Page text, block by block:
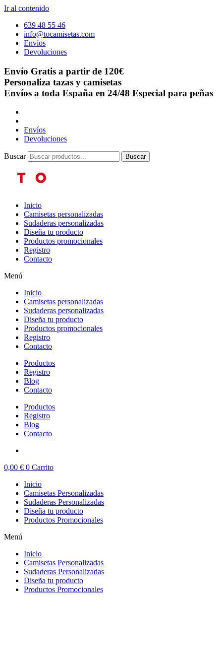
Ir al contenido
639 48 55 46
info@tocamisetas.com
Envíos
Devoluciones
Envío Gratis a partir de 120€
Personaliza tazas y camisetas
Envíos a toda España en 24/48 Especial para peñas
Envíos
Devoluciones
Buscar Buscar
Inicio
Camisetas personalizadas
Sudaderas personalizadas
Diseña tu producto
Productos promocionales
Registro
Contacto
Menú
Inicio
Camisetas personalizadas
Sudaderas personalizadas
Diseña tu producto
Productos promocionales
Registro
Contacto
Productos
Registro
Blog
Contacto
Productos
Registro
Blog
Contacto
0,00 € 0 Carrito
Inicio
Camisetas Personalizadas
Sudaderas Personalizadas
Diseña tu producto
Productos Promocionales
Menú
Inicio
Camisetas Personalizadas
Sudaderas Personalizadas
Diseña tu producto
Productos Promocionales